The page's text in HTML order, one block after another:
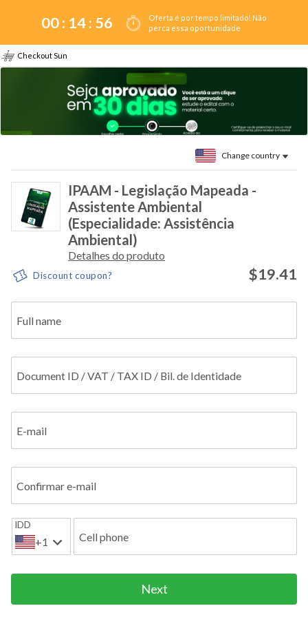
00 : 14: 55
Oferta é por tempo limitado! Não
perca essa oportunidade
Checkout Sun
Change country
IPAAM - Legislação Mapeada -
Assistente Ambiental
(Especialidade: Assistência
Ambiental)
Detalhes do produto
Discount coupon? $19.41
Full name
Document ID / VAT / TAX ID / Bil. de Identidade
E-mail
Confirmar e-mail
IDD
+1 Cell phone
Next